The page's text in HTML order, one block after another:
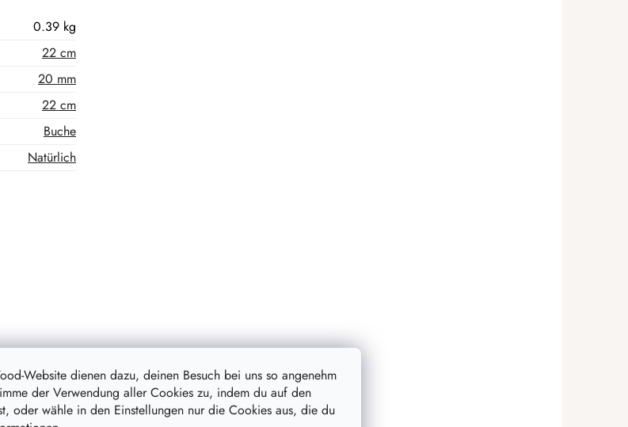
Website dienen dazu, deinen Besuch bei uns so angenehm
der Verwendung aller Cookies zu, indem du auf den
oder wähle in den Einstellungen nur die Cookies aus, die du
0.39 kg
22 cm
20 mm
22 cm
Buche
Natürlich
Produkte